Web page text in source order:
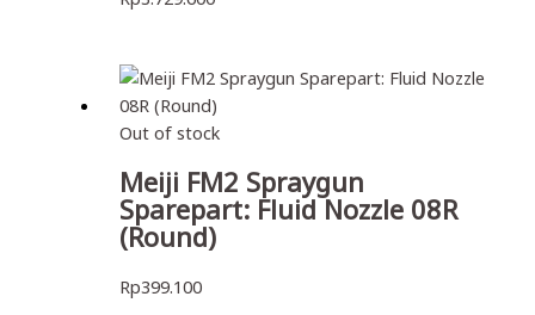
Out of stock
Meiji FM2 Spraygun
Sparepart: Fluid Nozzle 08R
(Round)
Rp399.100